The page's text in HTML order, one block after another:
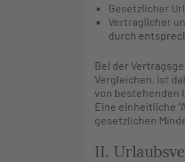
Gesetzlicher
Vertraglicher
durch
Bei der
Vergleichen, ist
von bestehenden
Eine einheitliche
gesetzlichen
II.